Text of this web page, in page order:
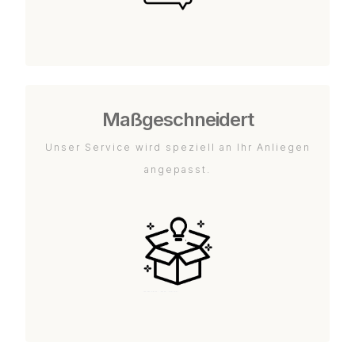
Maßgeschneidert
Unser Service wird speziell an Ihr Anliegen
angepasst.